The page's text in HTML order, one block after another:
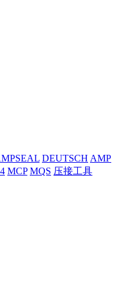
DEUTSCH AMP
MCP MQS 压接工具